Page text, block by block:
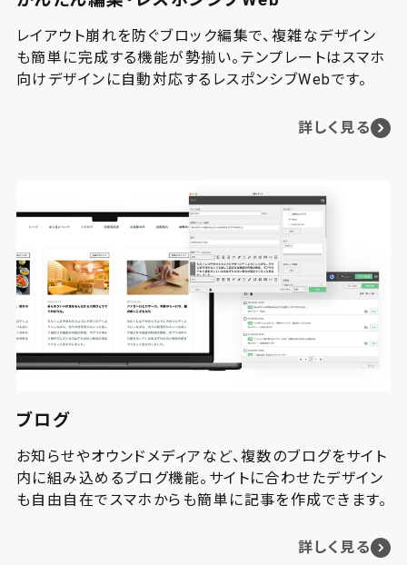
レイアウト崩れを防ぐブロック編集で、複雑なデザイン
も簡単に完成する機能が勢揃い。テンプレートはスマホ
向けデザインに自動対応するレスポンシブWebです。
詳しく見る
ブログ
お知らせやオウンドメディアなど、複数のブログをサイト
内に組み込めるブログ機能。サイトに合わせたデザイン
も自由自在でスマホからも簡単に記事を作成できます。
詳しく見る